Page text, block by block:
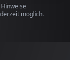
möglich.